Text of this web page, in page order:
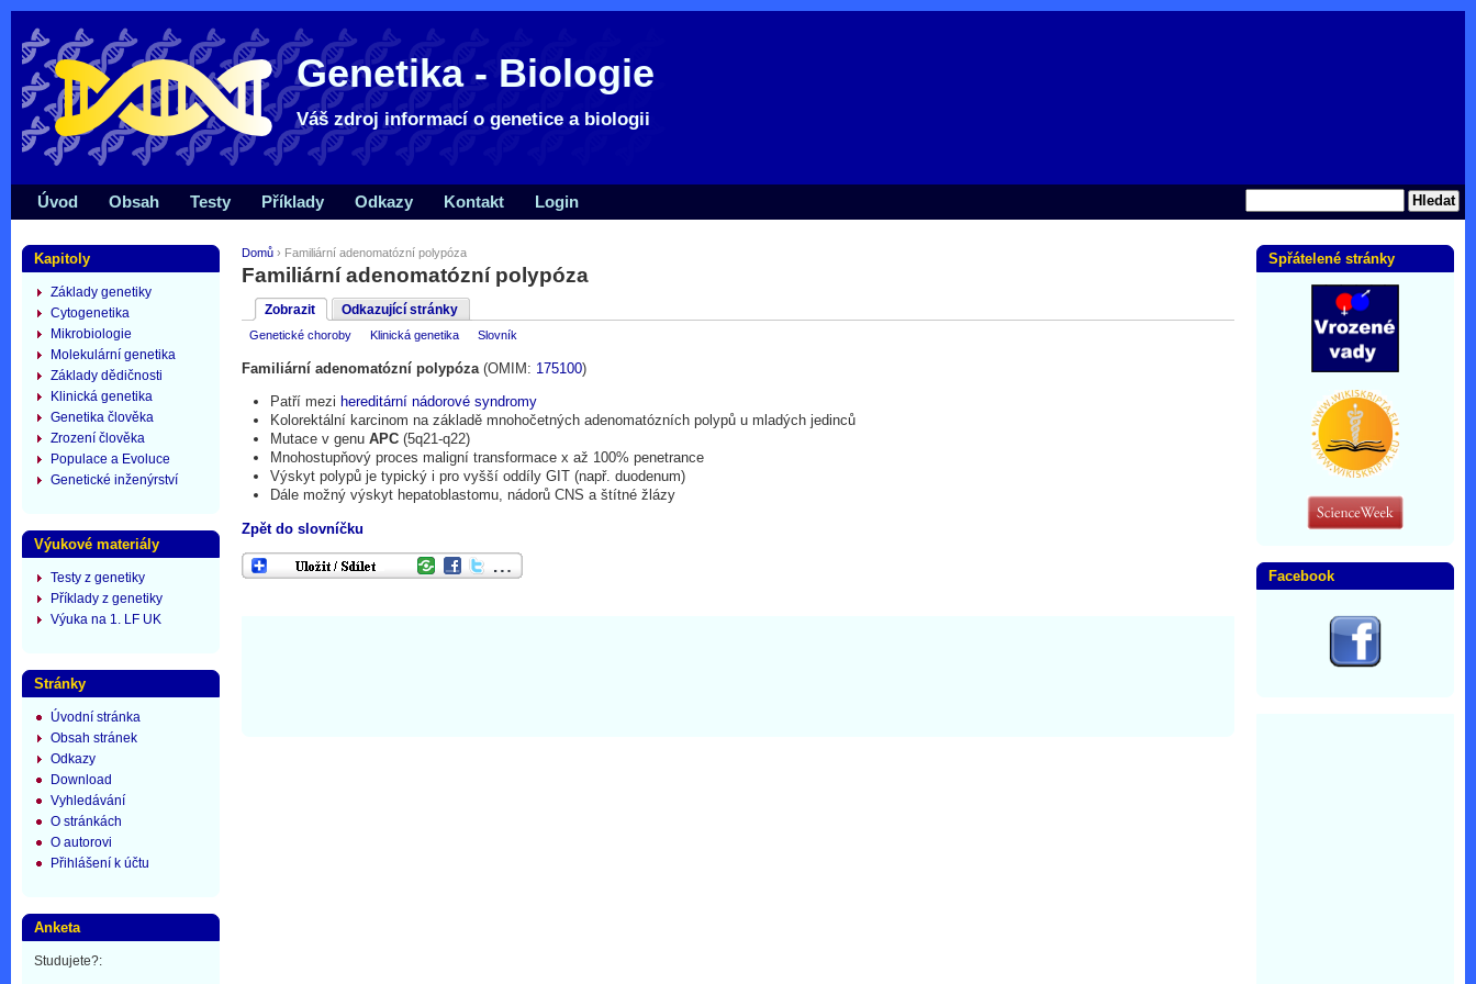
Genetika - Biologie
Váš zdroj informací o genetice a biologii
Domů › Familiární adenomatózní polypóza
Familiární adenomatózní polypóza
Zobrazit Odkazující stránky
Genetické choroby Klinická genetika Slovník
Familiární adenomatózní polypóza(OMIM: 175100)
Patří mezi hereditární nádorové syndromy
Kolorektální karcinom na základě mnohočetných adenomatózních polypů u mladých jedinců
Mutace v genuAPC (5q21-q22)
Mnohostupňový proces maligní transformace x až 100% penetrance
Výskyt polypů je typický i pro vyšší oddíly GIT (např. duodenum)
Dále možný výskyt hepatoblastomu, nádorů CNS a štítné žlázy
Zpět do slovníčku
Úvod Obsah Testy Příklady Odkazy Kontakt Login
Kapitoly
Základy genetiky
Cytogenetika
Mikrobiologie
Molekulární genetika
Základy dědičnosti
Klinická genetika
Genetika člověka
Zrození člověka
Populace a Evoluce
Genetické inženýrství
Výukové materiály
Testy z genetiky
Příklady z genetiky
Výuka na 1. LF UK
Stránky
Úvodní stránka
Obsah stránek
Odkazy
Download
Vyhledávání
O stránkách
O autorovi
Přihlášení k účtu
Anketa
Studujete?:
Spřátelené stránky
Facebook